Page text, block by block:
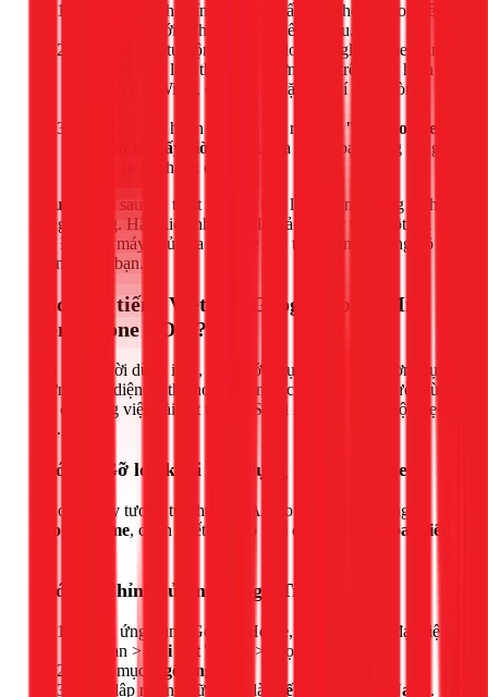
Trên màn hình chính, bạn sẽ thấy một thông báo thiết
lập thiết bị mới. Nhấn vào đó để bắt đầu.
Ứng dụng sẽ tự động tìm thấy loa Google Home Mini
của bạn. Hãy làm theo các hướng dẫn trên màn hình
như kết nối Wi-Fi, chọn vị trí đặt loa (ví dụ: Phòng
Khi quá trình hoàn tất, hãy thử ra lệnh: "OK Google,
bây giờ là mấy giờ?"
. Nếu loa trả lời bạn bằng tiếng
Việt, bạn đã thành công!
Lưu ý:
Nếu sau lần thiết lập đầu tiên loa vẫn nói tiếng Anh,
đừng lo lắng. Hãy kiên nhẫn lặp lại cả 3 bước trên một vài
lần. Đôi khi máy chủ của Google cần thời gian để đồng bộ cài
đặt mới của bạn.
Cách cài tiếng Việt cho Google Home Mini
trên iPhone (iOS)?
Đối với người dùng iOS, các bước thực hiện cũng tương tự
nhưng giao diện có thể hơi khác một chút. Một số người dùng
báo cáo rằng việc cài đặt trên iOS đôi khi cần thêm một mẹo
nhỏ.
Bước 1: Gỡ loa khỏi ứng dụng Google Home
Thao tác này tương tự như trên Android. Mở ứng dụng
Google Home, chọn thiết bị, vào Cài đặt
Xóa thiết
Bước 2: Chỉnh sửa ngôn ngữ Trợ lý
Trong ứng dụng Google Home, nhấn vào ảnh đại diện
của bạn >
Cài đặt Trợ lý > chọn tab
Chọn mục
Ngôn ngữ
Thiết lập ngôn ngữ chính là
Tiếng Việt (Việt Nam) .